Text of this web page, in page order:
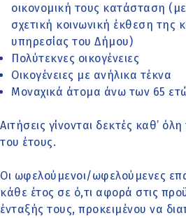
οικονομική τους κατάσταση
σχετική κοινωνική έκθεση της
υπηρεσίας του Δήμου)
Πολύτεκνες οικογένειες
Οικογένειες με ανήλικα τέκνα
Μοναχικά άτομα άνω των 65
Αιτήσεις γίνονται δεκτές καθ’
του έτους.
Οι ωφελούμενοι/ωφελούμενες
κάθε έτος σε ό,τι αφορά στις
ένταξής τους, προκειμένου να